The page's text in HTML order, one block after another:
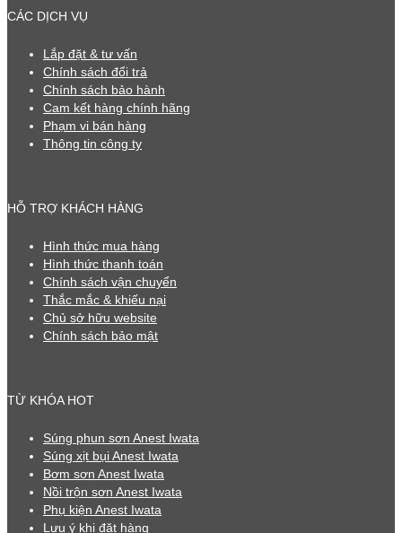
CÁC DỊCH VỤ
Lắp đặt & tư vấn
Chính sách đổi trả
Chính sách bảo hành
Cam kết hàng chính hãng
Phạm vi bán hàng
Thông tin công ty
HỖ TRỢ KHÁCH HÀNG
Hình thức mua hàng
Hình thức thanh toán
Chính sách vận chuyển
Thắc mắc & khiếu nại
Chủ sở hữu website
Chính sách bảo mật
TỪ KHÓA HOT
Súng phun sơn Anest Iwata
Súng xịt bụi Anest Iwata
Bơm sơn Anest Iwata
Nồi trộn sơn Anest Iwata
Phụ kiện Anest Iwata
Lưu ý khi đặt hàng